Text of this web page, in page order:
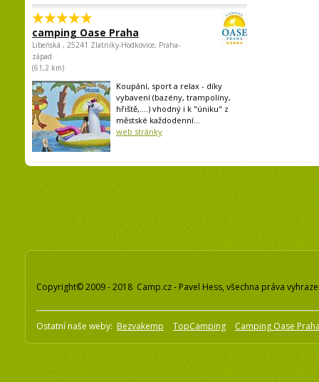
camping Oase Praha
Libeňská , 25241 Zlatníky-Hodkovice, Praha-
západ
(61,2 km)
Koupání, sport a relax - díky
vybavení (bazény, trampolíny,
hřiště,....) vhodný i k "úniku" z
městské každodenní...
web stránky
Copyright© 2009 - 2018 Camp.cz - Pavel Hess, všechna práva
Ostatní naše weby: Bezvakemp TopCamping Camping Oase